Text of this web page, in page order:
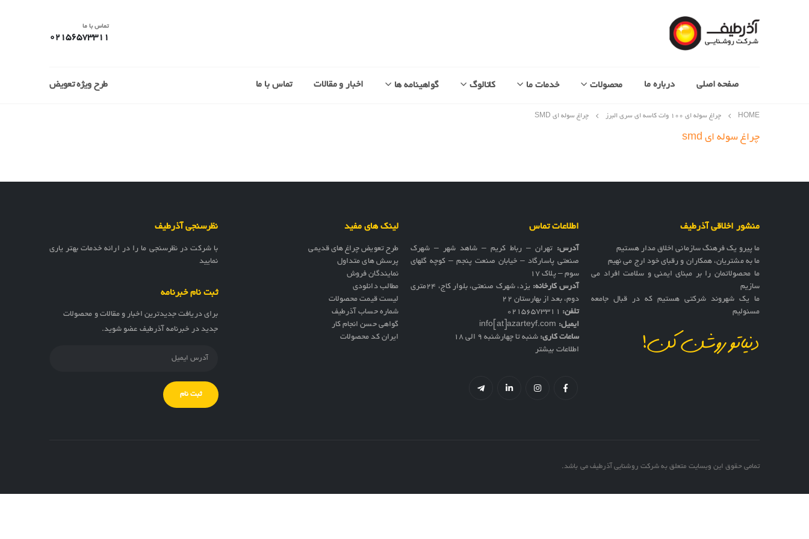
تماس با ما
02156573311
صفحه اصلی درباره ما محصولات خدمات ما کاتالوگ گواهینامه ها اخبار و مقالات تماس با ما طرح ویژه تعویض
HOME چراغ سوله‌ ای 100 وات کاسه ای سری البرز چراغ سوله ای SMD
چراغ سوله ای smd
منشور اخلاقی آذرطیف
ما پیرو یک فرهنگ سازمانی اخلاق مدار هستیم
ما به مشتریان، همکاران و رقبای خود ارج می نهیم
ما محصولاتمان را بر مبنای ایمنی و سلامت افراد می
سازیم
ما یک شهروند شرکتی هستیم که در قبال جامعه
مسئولیم
دنیاتو روشن کن!
اطلاعات تماس
آدرس: تهران – رباط کریم – شاهد شهر – شهرک
صنعتی پاسارگاد – خیابان صنعت پنجم – کوچه گلهای
سوم – پلاک 17
آدرس کارخانه:
یزد، شهرک صنعتی، بلوار کاج، ۲۴متری
دوم، بعد از بهارستان ۲۲
تلفن: 02156573311
ایمیل: info[at]azarteyf.com
ساعات کاری: شنبه تا چهارشنبه 9 الی 18
اطلاعات بیشتر
لینک های مفید
طرح تعویض چراغ های قدیمی
پرسش های متداول
نمایندگان فروش
مطالب دانلودی
لیست قیمت محصولات
شماره حساب آذرطیف
گواهی حسن انجام کار
ایران کد محصولات
نظرسنجی آذرطیف
با شرکت در نظرسنجی ما را در ارائه خدمات بهتر یاری
نمایید
ثبت نام خبرنامه
برای دریافت جدیدترین اخبار و مقالات و محصولات
جدید در خبرنامه آذرطیف عضو شوید.
تمامی حقوق این وبسایت متعلق به شرکت روشنایی آذرطیف می باشد.